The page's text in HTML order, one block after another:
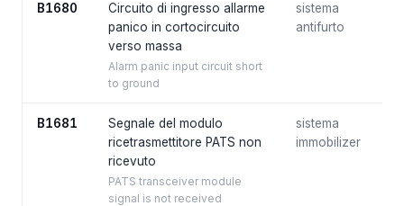
B1680
Circuito di ingresso allarme
panico in cortocircuito
verso massa
Alarm panic input circuit short
to ground
sistema
antifurto
B1681
Segnale del modulo
ricetrasmettitore PATS non
ricevuto
PATS transceiver module
signal is not received
sistema
immobilizer